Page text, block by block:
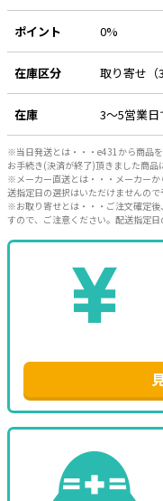
その他
暑さ対策
ポイント 0%
在庫区分 取り寄せ（
在庫 3～5営業日
※当日発送とは・・・e431から商品
お手続き(決済が終了)頂きました商品
※メーカー直送とは・・・メーカー
送指定日の選択はいただけませんので
※お取り寄せとは・・・ご注文確定
すので、ご注意ください。配送指定